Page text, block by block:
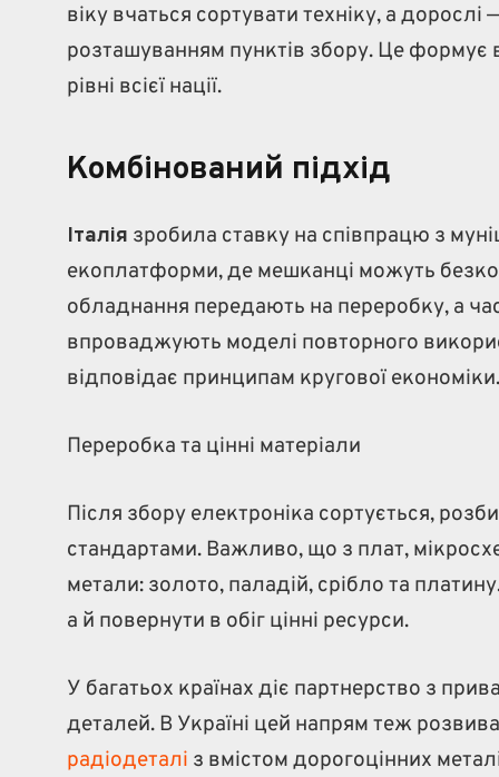
віку вчаться сортувати техніку, а
розташуванням пунктів збору. Це формує
рівні всієї нації.
Комбінований підхід
Італія зробила ставку на співпрацю з
екоплатформи, де мешканці можуть
обладнання передають на переробку, а
впроваджують моделі повторного
відповідає принципам кругової економіки.
Переробка та цінні матеріали
Після збору електроніка сортується,
стандартами. Важливо, що з плат,
метали: золото, паладій, срібло та
а й повернути в обіг цінні ресурси.
У багатьох країнах діє партнерство з
деталей. В Україні цей напрям теж
радіодеталі з вмістом дорогоцінних